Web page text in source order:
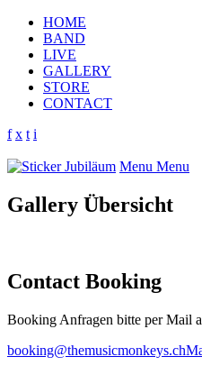
HOME
BAND
LIVE
GALLERY
STORE
CONTACT
f x t i
Menu Menu
Gallery Übersicht
Contact Booking
Booking Anfragen bitte per Mail
booking@themusicmonkeys.ch